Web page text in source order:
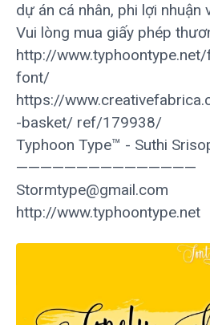
dự án cá nhân, phi lợi nhuận
Vui lòng mua giấy phép
http://
font/
https://
-basket/ ref/179938/
Typhoon Type™ - Suthi
———————————————
Stormtype@gmail.com
http://www.typhoontype.net